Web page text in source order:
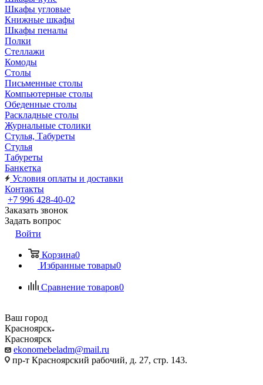
Шкафы угловые
Книжные шкафы
Шкафы пеналы
Полки
Стеллажи
Комоды
Столы
Письменные столы
Компьютерные столы
Обеденные столы
Раскладные столы
Журнальные столики
Стулья, Табуреты
Стулья
Табуреты
Банкетка
Условия оплаты и доставки
Контакты
+7 996 428-40-02
Заказать звонок
Задать вопрос
Войти
Корзина0
Избранные товары0
Сравнение товаров0
Ваш город
Красноярск
Красноярск
ekonomebeladm@mail.ru
пр-т Красноярский рабочий, д. 27, стр. 143.